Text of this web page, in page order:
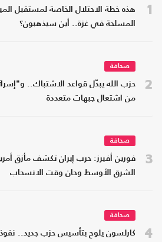
1
هذه خطة الاحتلال الخاصة لمستقبل
المسلحة في غزة.. أين سيذهبون؟
2
صحافة
حزب الله يبدّل قواعد الاشتباك..
من اشتعال جبهات متعددة
3
صحافة
فورين أفيرز: حرب إيران تكشف مأزق
الشرق الأوسط وحان وقت الانسحاب
4
صحافة
كارلسون يلوح بتأسيس حزب جديد.. نفوذ